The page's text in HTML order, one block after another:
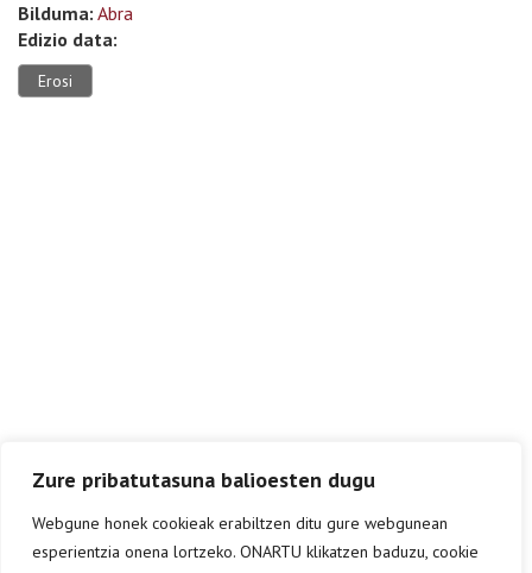
Zure pribatutasuna balioesten dugu
Webgune honek cookieak erabiltzen ditu gure webgunean
esperientzia onena lortzeko. ONARTU klikatzen baduzu, cookie
Bilduma: Abra
Edizio data:
Erosi